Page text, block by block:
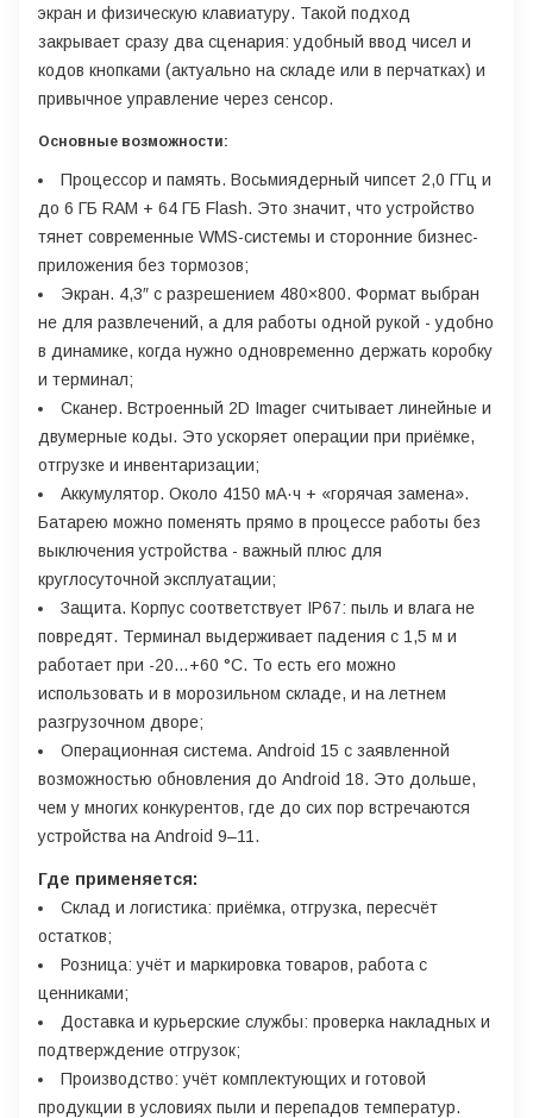
экран и физическую клавиатуру. Такой подход
закрывает сразу два сценария: удобный ввод чисел и
кодов кнопками (актуально на складе или в перчатках) и
привычное управление через сенсор.
Основные возможности:
Процессор и память. Восьмиядерный чипсет 2,0 ГГц и
до 6 ГБ RAM + 64 ГБ Flash. Это значит, что устройство
тянет современные WMS-системы и сторонние бизнес-
приложения без тормозов;
Экран. 4,3″ с разрешением 480×800. Формат выбран
не для развлечений, а для работы одной рукой - удобно
в динамике, когда нужно одновременно держать коробку
и терминал;
Сканер. Встроенный 2D Imager считывает линейные и
двумерные коды. Это ускоряет операции при приёмке,
отгрузке и инвентаризации;
Аккумулятор. Около 4150 мА·ч + «горячая замена».
Батарею можно поменять прямо в процессе работы без
выключения устройства - важный плюс для
круглосуточной эксплуатации;
Защита. Корпус соответствует IP67: пыль и влага не
повредят. Терминал выдерживает падения с 1,5 м и
работает при -20…+60 °C. То есть его можно
использовать и в морозильном складе, и на летнем
разгрузочном дворе;
Операционная система. Android 15 с заявленной
возможностью обновления до Android 18. Это дольше,
чем у многих конкурентов, где до сих пор встречаются
устройства на Android 9–11.
Где применяется:
Склад и логистика: приёмка, отгрузка, пересчёт
остатков;
Розница: учёт и маркировка товаров, работа с
ценниками;
Доставка и курьерские службы: проверка накладных и
подтверждение отгрузок;
Производство: учёт комплектующих и готовой
продукции в условиях пыли и перепадов температур.